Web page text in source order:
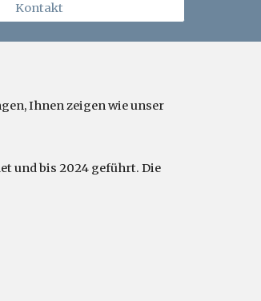
Kontakt
Ihnen zeigen wie unser
und bis 2024 geführt. Die